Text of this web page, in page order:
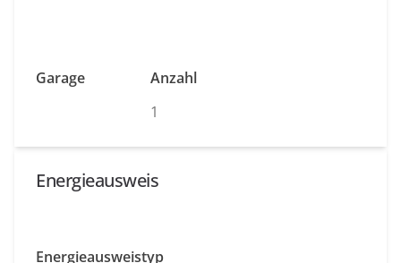
Garage
Anzahl
1
Energieausweis
Energieausweistyp